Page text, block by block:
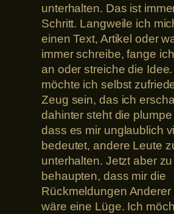
unterhalten. Das ist
Schritt. Langweile ich
einen Text, Artikel oder
immer schreibe, fange
an oder streiche die
möchte ich selbst
Zeug sein, das ich
dahinter steht die
dass es mir unglaublich
bedeutet, andere Leute
unterhalten. Jetzt aber zu
behaupten, dass mir die
Rückmeldungen Anderer
wäre eine Lüge. Ich